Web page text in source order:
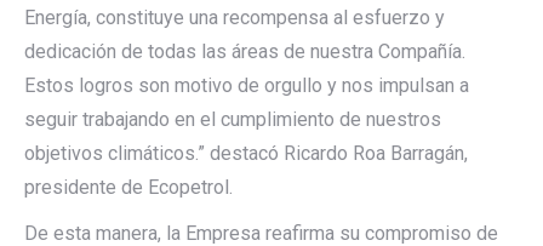
Energía, constituye una recompensa al esfuerzo y
dedicación de todas las áreas de nuestra Compañía.
Estos logros son motivo de orgullo y nos impulsan a
seguir trabajando en el cumplimiento de nuestros
objetivos climáticos.” destacó Ricardo Roa Barragán,
presidente de Ecopetrol.
De esta manera, la Empresa reafirma su compromiso de